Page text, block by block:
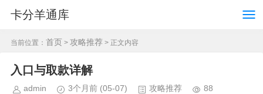
卡分羊通库
当前位置： 首页 > 攻略推荐 > 正文内容
入口与取款详解
admin 3个月前 (05-07) 攻略推荐 88